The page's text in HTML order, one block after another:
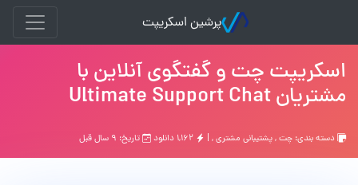
پرشین اسکریپت
اسکریپت چت و گفتگوی آنلاین با
مشتریان Ultimate Support Chat
دسته بندی: چت,پشتیبانی مشتری, | تاریخ: ۹ سال قبل